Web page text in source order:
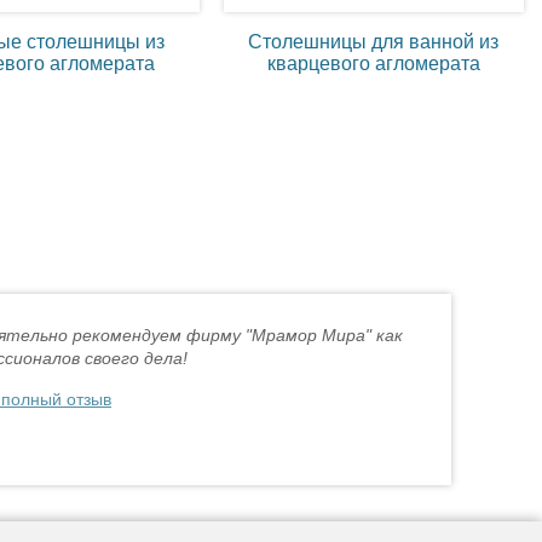
столешницы из
агломерата
Столешницы для ванной из
кварцевого агломерата
рекомендуем фирму "Мрамор Мира" как
своего дела!
отзыв